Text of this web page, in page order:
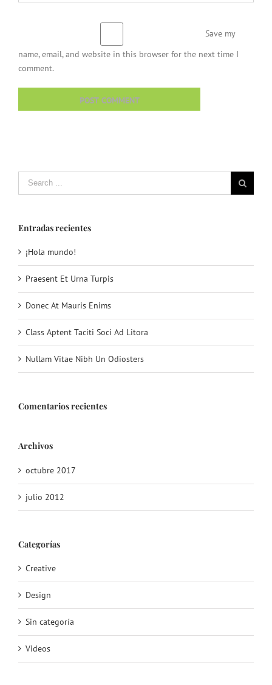
Save my
name, email, and website in this browser for the next time I
comment.
Search
for:
Entradas recientes
¡Hola mundo!
Praesent Et Urna Turpis
Donec At Mauris Enims
Class Aptent Taciti Soci Ad Litora
Nullam Vitae Nibh Un Odiosters
Comentarios recientes
Archivos
octubre 2017
julio 2012
Categorías
Creative
Design
Sin categoría
Videos